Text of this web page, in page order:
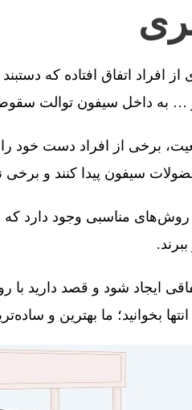
از افراد اتفاق افتاده که
به داخل سیفون توالت سقوط
برخی از افراد دست خود را
سیفون پیدا کنند و برخی
مناسبی وجود دارد که
ایجاد شود و قصد دارید
بخوانید؛ ما بهترین و